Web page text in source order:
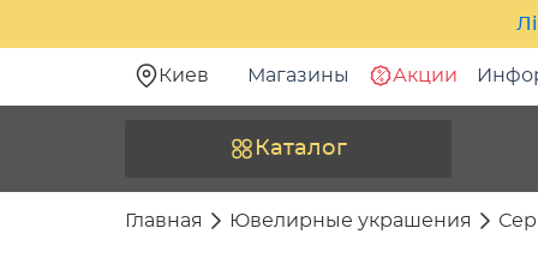
Киев Магазины Акции
Каталог
Главная Ювелирные украшения